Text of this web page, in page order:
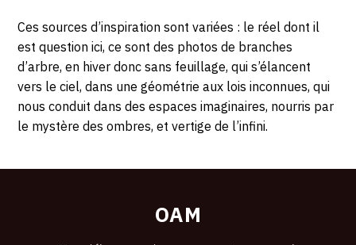
Ces sources d’inspiration sont variées : le réel dont il
est question ici, ce sont des photos de branches
d’arbre, en hiver donc sans feuillage, qui s’élancent
vers le ciel, dans une géométrie aux lois inconnues, qui
nous conduit dans des espaces imaginaires, nourris par
le mystère des ombres, et vertige de l’infini.
OAM